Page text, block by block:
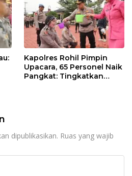
Kapolres Rohil Pimpin
Upacara, 65 Personel Naik
Pangkat: Tingkatkan
dipublikasikan. Ruas yang wajib